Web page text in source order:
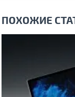
ПОХОЖИЕ